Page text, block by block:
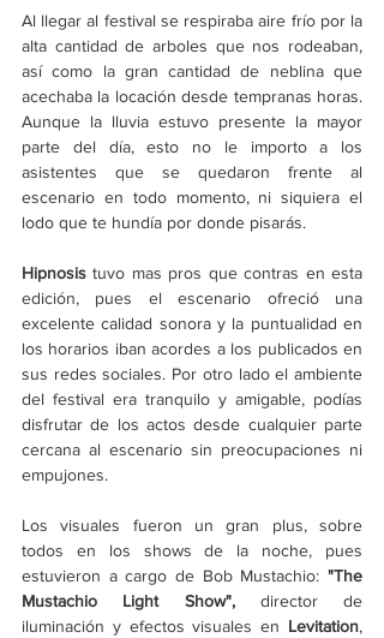
Al llegar al festival se respiraba aire frío por la
alta cantidad de arboles que nos rodeaban,
así como la gran cantidad de neblina que
acechaba la locación desde tempranas horas.
Aunque la lluvia estuvo presente la mayor
parte del día, esto no le importo a los
asistentes que se quedaron frente al
escenario en todo momento, ni siquiera el
lodo que te hundía por donde pisarás.
Hipnosis tuvo mas pros que contras en esta
edición, pues el escenario ofreció una
excelente calidad sonora y la puntualidad en
los horarios iban acordes a los publicados en
sus redes sociales. Por otro lado el ambiente
del festival era tranquilo y amigable, podías
disfrutar de los actos desde cualquier parte
cercana al escenario sin preocupaciones ni
empujones.
Los visuales fueron un gran plus, sobre
todos en los shows de la noche, pues
estuvieron a cargo de Bob Mustachio: "The
Mustachio Light Show", director de
iluminación y efectos visuales en Levitation,